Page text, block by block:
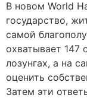
В новом World
государство,
самой
охватывает 147
лозунгах, а на
оценить
Затем эти